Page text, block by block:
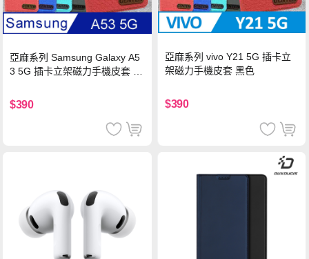
亞麻系列 Samsung Galaxy A5
3 5G 插卡立架磁力手機皮套 藍
$390
亞麻系列 vivo Y21 5G 插卡立
架磁力手機皮套 黑色
$390